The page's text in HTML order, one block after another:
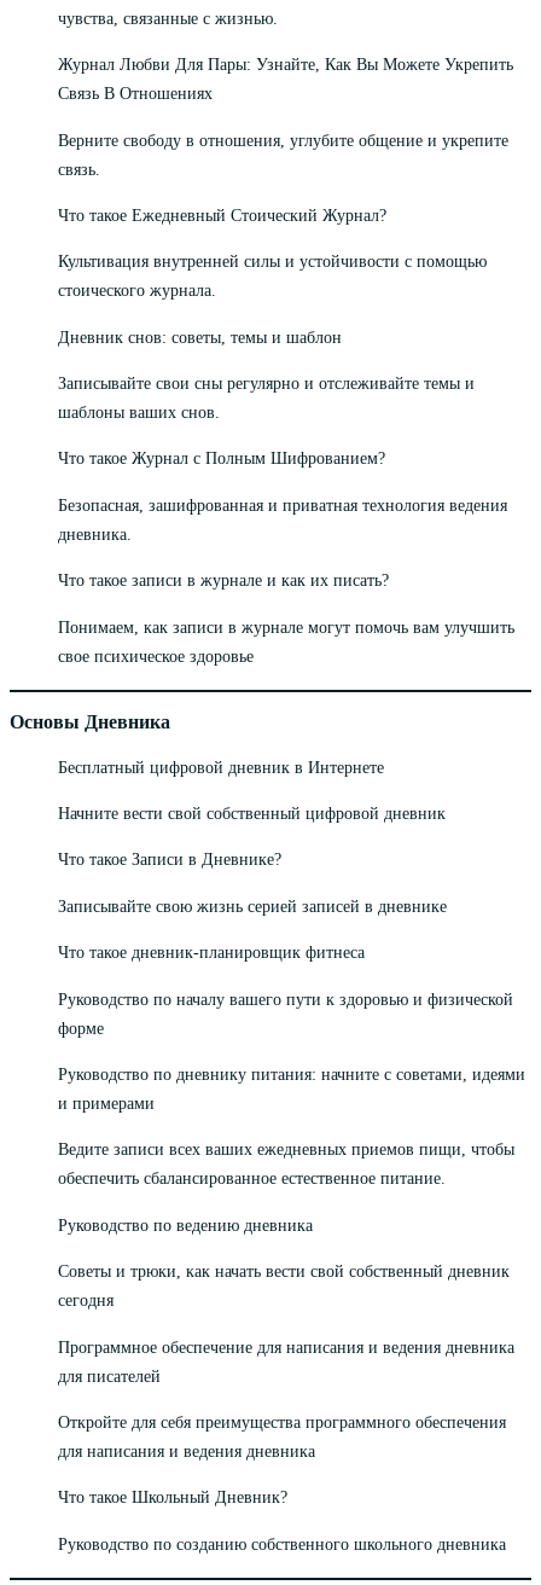
чувства, связанные с жизнью.
Журнал Любви Для Пары: Узнайте, Как Вы Можете Укрепить
Связь В Отношениях
Верните свободу в отношения, углубите общение и укрепите
связь.
Что такое Ежедневный Стоический Журнал?
Культивация внутренней силы и устойчивости с помощью
стоического журнала.
Дневник снов: советы, темы и шаблон
Записывайте свои сны регулярно и отслеживайте темы и
шаблоны ваших снов.
Что такое Журнал с Полным Шифрованием?
Безопасная, зашифрованная и приватная технология ведения
дневника.
Что такое записи в журнале и как их писать?
Понимаем, как записи в журнале могут помочь вам улучшить
свое психическое здоровье
Основы Дневника
Бесплатный цифровой дневник в Интернете
Начните вести свой собственный цифровой дневник
Что такое Записи в Дневнике?
Записывайте свою жизнь серией записей в дневнике
Что такое дневник-планировщик фитнеса
Руководство по началу вашего пути к здоровью и физической
форме
Руководство по дневнику питания: начните с советами, идеями
и примерами
Ведите записи всех ваших ежедневных приемов пищи, чтобы
обеспечить сбалансированное естественное питание.
Руководство по ведению дневника
Советы и трюки, как начать вести свой собственный дневник
сегодня
Программное обеспечение для написания и ведения дневника
для писателей
Откройте для себя преимущества программного обеспечения
для написания и ведения дневника
Что такое Школьный Дневник?
Руководство по созданию собственного школьного дневника